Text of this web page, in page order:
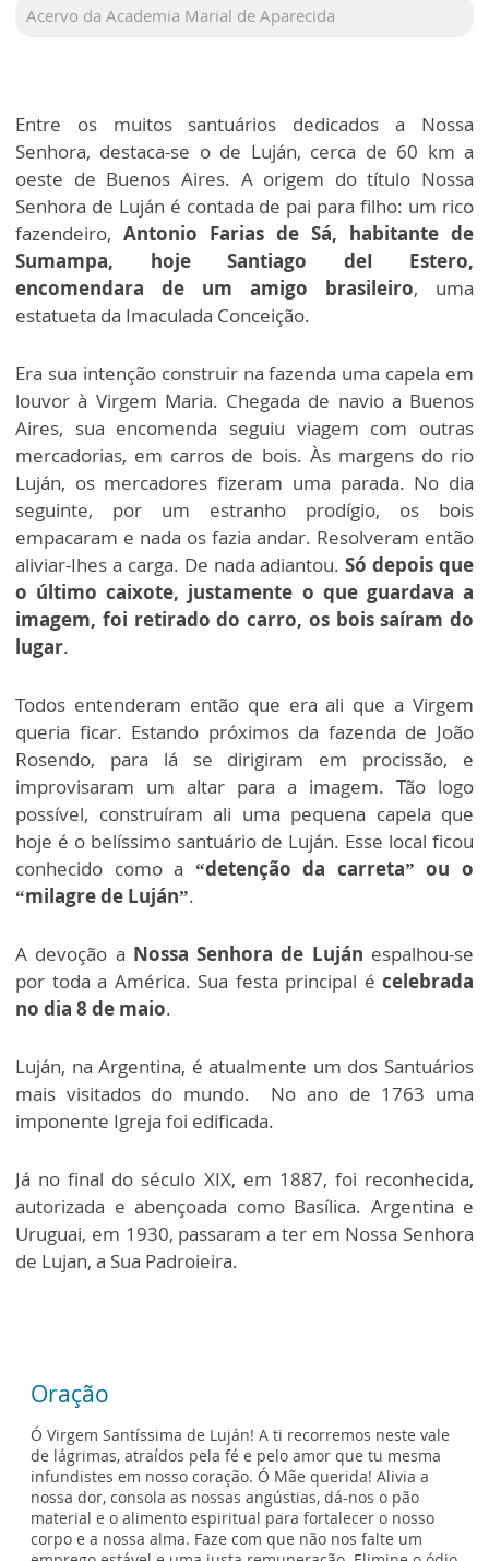
Acervo da Academia Marial de Aparecida
Entre os muitos santuários dedicados a Nossa
Senhora, destaca-se o de Luján, cerca de 60 km a
oeste de Buenos Aires. A origem do título Nossa
Senhora de Luján é contada de pai para filho: um rico
fazendeiro, Antonio Farias de Sá, habitante de
Sumampa, hoje Santiago deI Estero,
encomendara de um amigo brasileiro, uma
estatueta da Imaculada Con­ceição.
Era sua intenção construir na fazenda uma capela em
louvor à Virgem Maria. Chegada de navio a Buenos
Aires, sua encomenda seguiu viagem com outras
mercadorias, em carros de bois. Às margens do rio
Luján, os mercadores fizeram uma parada. No dia
seguinte, por um estranho prodígio, os bois
empacaram e nada os fazia andar. Resolveram então
aliviar-Ihes a carga. De nada adiantou. Só depois que
o último caixote, justamente o que guardava a
imagem, foi retirado do carro, os bois saíram do
lugar.
Todos entenderam então que era ali que a Virgem
queria ficar. Estando próximos da fazenda de João
Rosendo, para lá se dirigiram em procissão, e
improvisaram um altar para a imagem. Tão logo
possível, construíram ali uma pequena capela que
hoje é o belíssimo santuário de Luján. Esse local ficou
conhecido como a “deten­ção da carreta” ou o
“milagre de Luján”.
A devoção a Nossa Senhora de Luján espalhou-se
por toda a Améri­ca. Sua festa principal é celebrada
no dia 8 de maio.
Luján, na Argentina, é atualmente um dos Santuários
mais visitados do mundo. No ano de 1763 uma
imponente Igreja foi edificada.
Já no final do século XIX, em 1887, foi reconhecida,
autorizada e abençoada como Basílica. Argentina e
Uruguai, em 1930, passaram a ter em Nossa Senhora
de Lujan, a Sua Padroieira.
Oração
Ó Virgem Santíssima de Luján! A ti recorremos neste vale
de lágrimas, atraídos pela fé e pelo amor que tu mesma
infundistes em nosso coração. Ó Mãe querida! Alivia a
nossa dor, consola as nossas angústias, dá-nos o pão
material e o alimento espiritual para fortalecer o nosso
corpo e a nossa alma. Faze com que não nos falte um